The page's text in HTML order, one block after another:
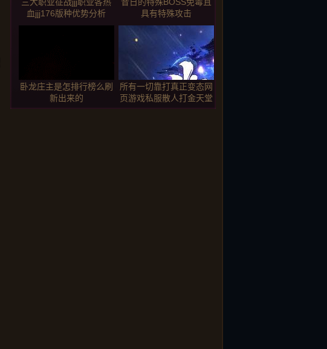
血jjj176版种优势分析
具有特殊攻击
卧龙庄主是怎排行榜么刷
新出来的
所有一切靠打真正变态网
页游戏私服散人打金天堂